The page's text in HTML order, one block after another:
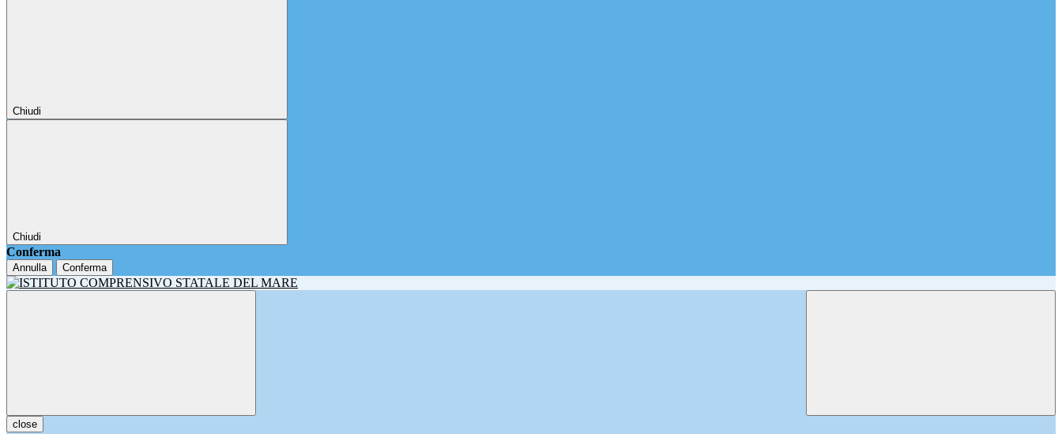
Chiudi
Chiudi
Conferma
Annulla Conferma
close